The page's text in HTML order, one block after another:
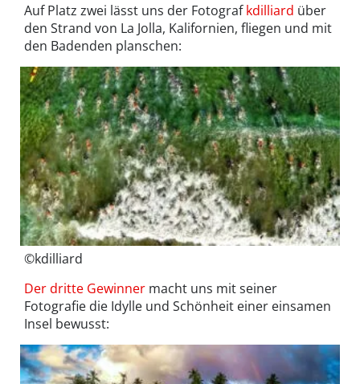
Auf Platz zwei lässt uns der Fotografkdilliard über
den Strand von La Jolla, Kalifornien, fliegen und mit
den Badenden planschen:
©kdilliard
Der dritte Gewinner macht uns mit seiner
Fotografie die Idylle und Schönheit einer einsamen
Insel bewusst: